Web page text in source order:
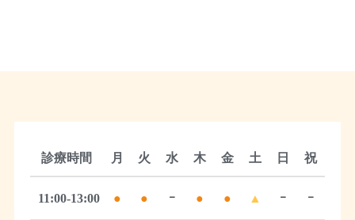
診療時間 月 火 水 木 金 土 日 祝
11:00-13:00 ● ● ｰ ● ● ▲ ｰ ｰ